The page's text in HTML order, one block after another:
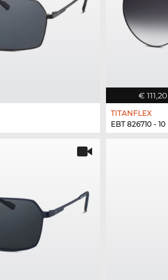
€ 111,20
TITANFLEX
EBT 826710 - 10